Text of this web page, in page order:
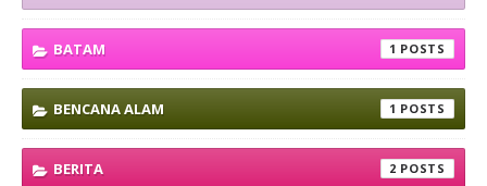
BATAM 1
BENCANA ALAM 1
BERITA 2